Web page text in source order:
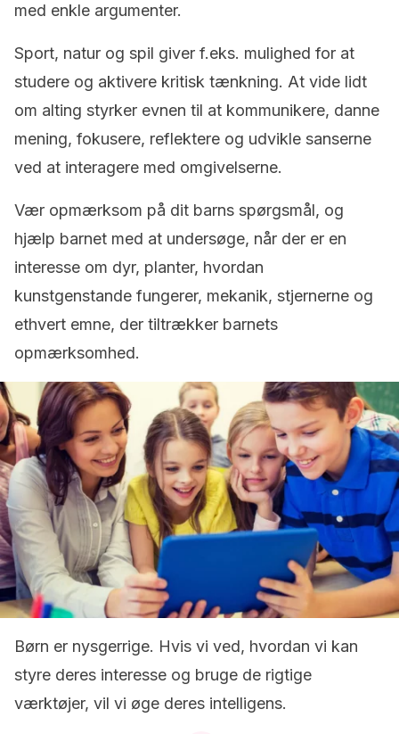
med enkle argumenter.
Sport, natur og spil giver f.eks. mulighed for at
studere og aktivere kritisk tænkning. At vide lidt
om alting styrker evnen til at kommunikere, danne
mening, fokusere, reflektere og udvikle sanserne
ved at interagere med omgivelserne.
Vær opmærksom på dit barns spørgsmål, og
hjælp barnet med at undersøge, når der er en
interesse om dyr, planter, hvordan
kunstgenstande fungerer, mekanik, stjernerne og
ethvert emne, der tiltrækker barnets
opmærksomhed.
Børn er nysgerrige. Hvis vi ved, hvordan vi kan
styre deres interesse og bruge de rigtige
værktøjer, vil vi øge deres intelligens.